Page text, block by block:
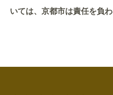
いては、京都市は責任を負